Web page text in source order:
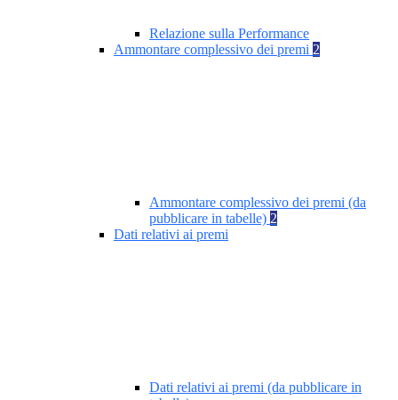
Relazione sulla Performance
Ammontare complessivo dei premi 2
Ammontare complessivo dei premi (da
pubblicare in tabelle) 2
Dati relativi ai premi
Dati relativi ai premi (da pubblicare in